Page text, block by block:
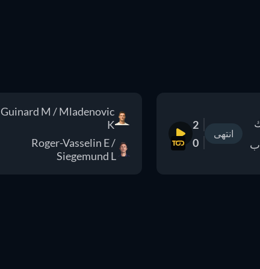
انتهى
2
0
Guinard M / Mladenovic
K
Roger-Vasselin E /
Siegemund L